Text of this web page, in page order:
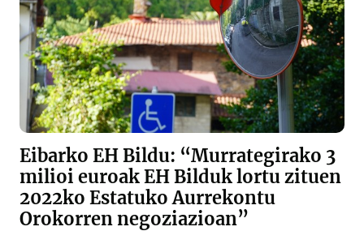
Eibarko EH Bildu: “Murrategirako 3
milioi euroak EH Bilduk lortu zituen
2022ko Estatuko Aurrekontu
Orokorren negoziazioan”